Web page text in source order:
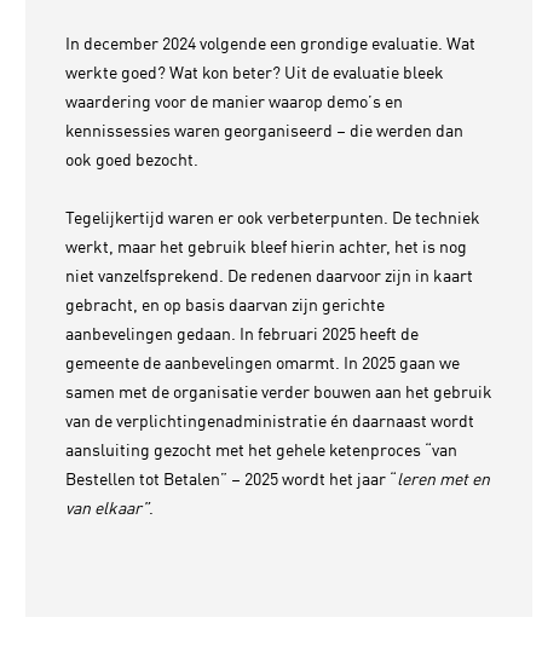
In december 2024 volgende een grondige evaluatie. Wat
werkte goed? Wat kon beter? Uit de evaluatie bleek
waardering voor de manier waarop demo’s en
kennissessies waren georganiseerd – die werden dan
ook goed bezocht.
Tegelijkertijd waren er ook verbeterpunten. De techniek
werkt, maar het gebruik bleef hierin achter, het is nog
niet vanzelfsprekend. De redenen daarvoor zijn in kaart
gebracht, en op basis daarvan zijn gerichte
aanbevelingen gedaan. In februari 2025 heeft de
gemeente de aanbevelingen omarmt. In 2025 gaan we
samen met de organisatie verder bouwen aan het gebruik
van de verplichtingenadministratie én daarnaast wordt
aansluiting gezocht met het gehele ketenproces “van
Bestellen tot Betalen” – 2025 wordt het jaar “leren met en
van elkaar”.